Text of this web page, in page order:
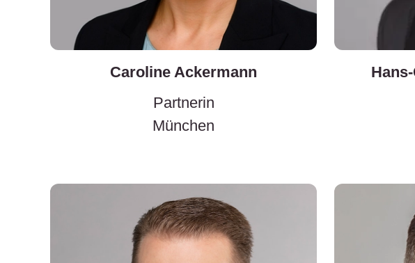
Caroline Ackermann
Partnerin
München